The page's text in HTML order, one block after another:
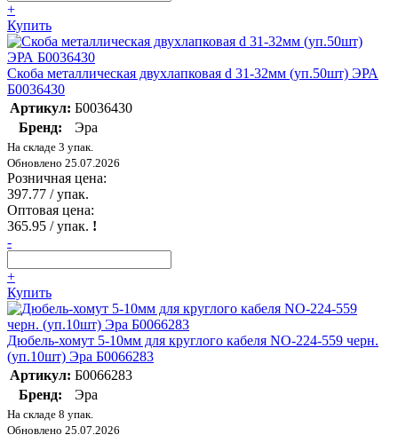
+
Купить
Скоба металлическая двухлапковая d 31-32мм (уп.50шт) ЭРА
Б0036430
Артикул: Б0036430
Бренд:
Эра
На складе 3 упак.
Обновлено 25.07.2026
Розничная цена:
397.77 / упак.
Оптовая цена:
365.95 / упак. !
-
+
Купить
Дюбель-хомут 5-10мм для круглого кабеля NO-224-559 черн.
(уп.10шт) Эра Б0066283
Артикул: Б0066283
Бренд:
Эра
На складе 8 упак.
Обновлено 25.07.2026